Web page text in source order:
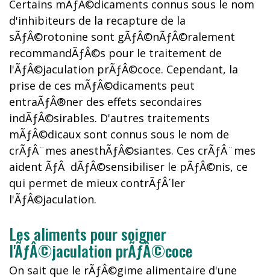
Certains mÃƒÂ©dicaments connus sous le nom
d'inhibiteurs de la recapture de la
sÃƒÂ©rotonine sont gÃƒÂ©nÃƒÂ©ralement
recommandÃƒÂ©s pour le traitement de
l'ÃƒÂ©jaculation prÃƒÂ©coce. Cependant, la
prise de ces mÃƒÂ©dicaments peut
entraÃƒÂ®ner des effets secondaires
indÃƒÂ©sirables. D'autres traitements
mÃƒÂ©dicaux sont connus sous le nom de
crÃƒÂ¨mes anesthÃƒÂ©siantes. Ces crÃƒÂ¨mes
aident ÃƒÂ dÃƒÂ©sensibiliser le pÃƒÂ©nis, ce
qui permet de mieux contrÃƒÂ´ler
l'ÃƒÂ©jaculation.
Les aliments pour soigner
l'ÃƒÂ©jaculation prÃƒÂ©coce
On sait que le rÃƒÂ©gime alimentaire d'une